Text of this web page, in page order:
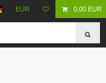
EUR 0,00 EUR